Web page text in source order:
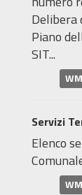
Delibera
Piano
SIT...
Servizi
Elenco